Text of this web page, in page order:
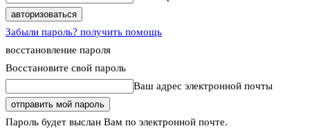
Забыли пароль? получить помощь
восстановление пароля
Восстановите свой пароль
Ваш адрес электронной почты
Пароль будет выслан Вам по электронной почте.